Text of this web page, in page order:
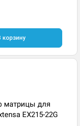
корзину
матрицы для
EX215-22G